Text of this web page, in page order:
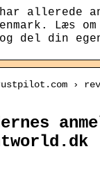
allerede
Læs
del din
›